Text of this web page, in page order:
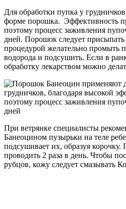
Для обработки пупка у
форме порошка. Эффективность
поэтому процесс заживления
дней. Порошок следует присыпать
процедурой желательно промыть
водорода и подсушить. Если в
обработку лекарством можно
При ветрянке специалисты
Банеоцином пузырьки на теле
подсушивает их, образуя
проводить 2 раза в день. Чтобы
рубцов, кожу следует смазывать